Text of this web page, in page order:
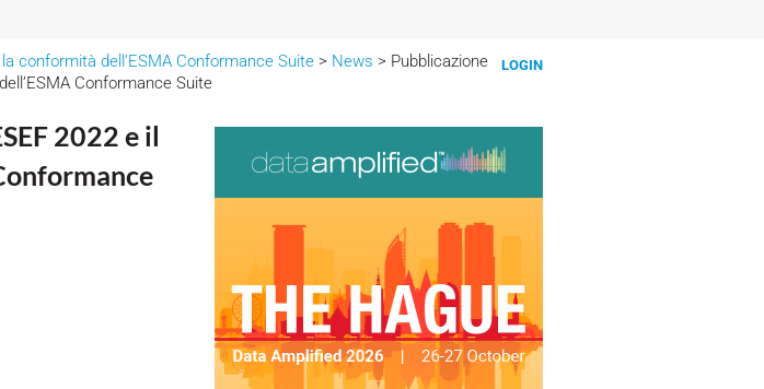
LOGIN
conformità dell’ESMA Conformance Suite > News > Pubblicazione
Conformance Suite
2022 e il